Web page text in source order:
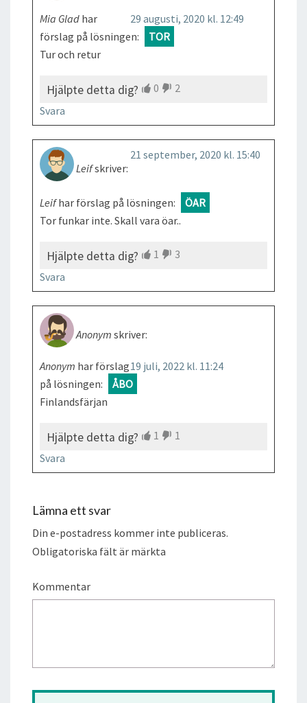
29 augusti, 2020 kl. 12:49
Mia Glad har
förslag på lösningen:
TOR
Tur och retur
Hjälpte detta dig? 0
2
Svara
Leifskriver:
21 september, 2020 kl. 15:40
Leif har förslag på lösningen:
ÖAR
Tor funkar inte. Skall vara öar..
Hjälpte detta dig? 1
3
Svara
Anonym skriver:
19 juli, 2022 kl. 11:24
Anonym har förslag
på lösningen:
ÅBO
Finlandsfärjan
Hjälpte detta dig? 1
1
Svara
Lämna ett svar
Din e-postadress kommer inte publiceras.
Obligatoriska fält är märkta
Kommentar